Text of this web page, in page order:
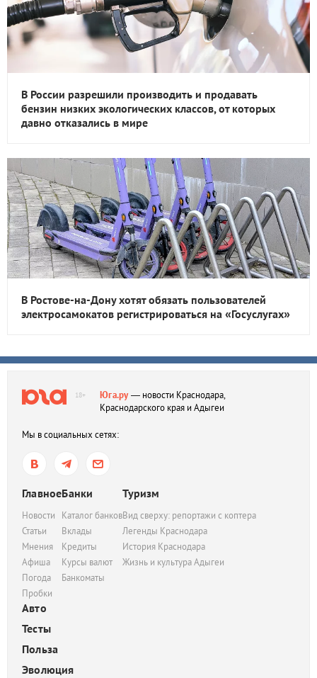
В России разрешили производить и продавать
бензин низких экологических классов, от которых
давно отказались в мире
В Ростове-на-Дону хотят обязать пользователей
электросамокатов регистрироваться на «Госуслугах»
18+ Юга.ру— новости Краснодара,
Краснодарского края и Адыгеи
Мы в социальных сетях:
Главное
Новости
Статьи
Мнения
Афиша
Погода
Пробки
Банки
Каталог банков
Вклады
Кредиты
Курсы валют
Банкоматы
Туризм
Вид сверху: репортажи с коптера
Легенды Краснодара
История Краснодара
Жизнь и культура Адыгеи
Авто
Тесты
Польза
Эволюция